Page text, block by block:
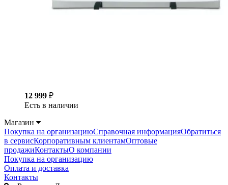
12 999 ₽
Есть в наличии
Магазин
Покупка на организациюСправочная информацияОбратиться
в сервисКорпоративным клиентамОптовые
продажиКонтактыО компании
Покупка на организацию
Оплата и доставка
Контакты